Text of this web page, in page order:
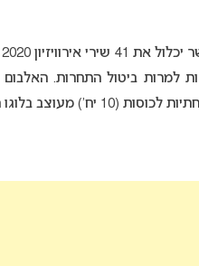
למרות ביטול התחרות.
בלוגו התחרות. להזמנות